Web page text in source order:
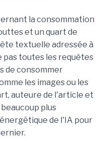
la consommation
et un quart de
textuelle adressée à
pas toutes les requêtes
de consommer
les images ou les
auteure de l'article et
beaucoup plus
de l'IA pour